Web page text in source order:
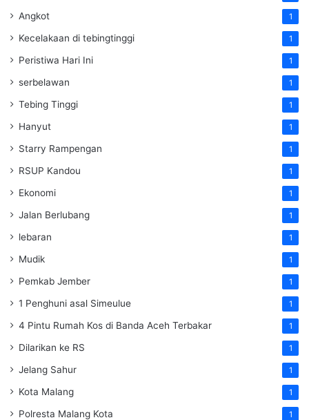
Angkot 1
Kecelakaan di tebingtinggi 1
Peristiwa Hari Ini 1
serbelawan 1
Tebing Tinggi 1
Hanyut 1
Starry Rampengan 1
RSUP Kandou 1
Ekonomi 1
Jalan Berlubang 1
lebaran 1
Mudik 1
Pemkab Jember 1
1 Penghuni asal Simeulue 1
4 Pintu Rumah Kos di Banda Aceh Terbakar 1
Dilarikan ke RS 1
Jelang Sahur 1
Kota Malang 1
Polresta Malang Kota 1